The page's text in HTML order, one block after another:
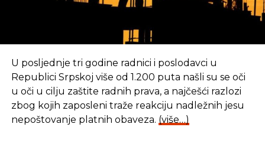
U posljednje tri godine radnici i poslodavci u
Republici Srpskoj više od 1.200 puta našli su se oči
u oči u cilju zaštite radnih prava, a najčešći razlozi
zbog kojih zaposleni traže reakciju nadležnih jesu
nepoštovanje platnih obaveza. (više…)